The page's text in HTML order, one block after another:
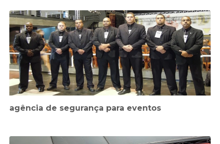
agência de segurança para eventos